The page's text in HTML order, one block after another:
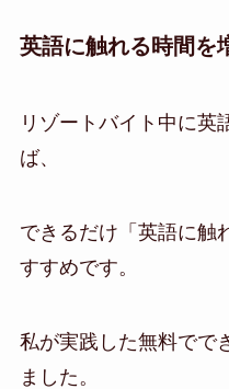
英語に触れる時間を
リゾートバイト中に英
ば、
できるだけ「英語に触
すすめです。
私が実践した無料でで
ました。